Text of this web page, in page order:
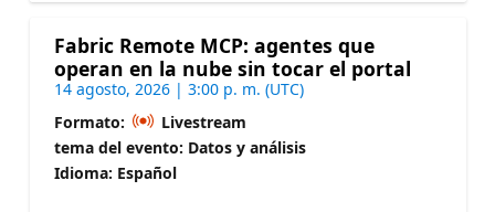
Fabric Remote MCP: agentes que
operan en la nube sin tocar el portal
14 agosto, 2026 | 3:00 p. m. (UTC)
Formato:
Livestream
tema del evento: Datos y análisis
Idioma: Español